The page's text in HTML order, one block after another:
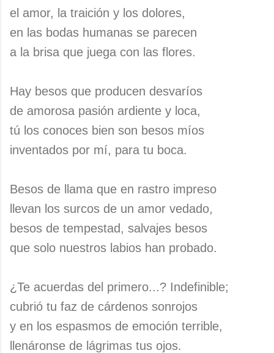
el amor, la traición y los dolores,
en las bodas humanas se parecen
a la brisa que juega con las flores.
Hay besos que producen desvaríos
de amorosa pasión ardiente y loca,
tú los conoces bien son besos míos
inventados por mí, para tu boca.
Besos de llama que en rastro impreso
llevan los surcos de un amor vedado,
besos de tempestad, salvajes besos
que solo nuestros labios han probado.
¿Te acuerdas del primero...? Indefinible;
cubrió tu faz de cárdenos sonrojos
y en los espasmos de emoción terrible,
llenáronse de lágrimas tus ojos.